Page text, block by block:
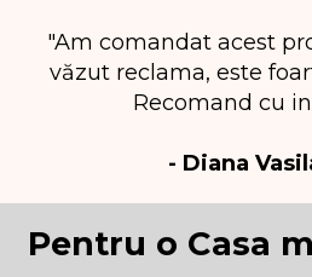
"Am comandat acest
văzut reclama, este
Recomand cu
- Diana
Pentru o Casa